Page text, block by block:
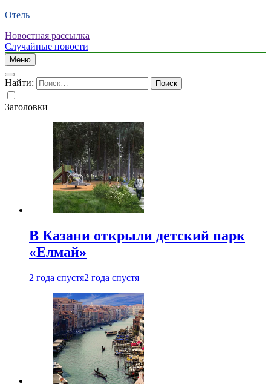
Отель
Новостная рассылка
Случайные новости
Меню
Найти:
Заголовки
В Казани открыли детский парк
«Елмай»
2 года спустя2 года спустя